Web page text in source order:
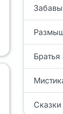
Сказки